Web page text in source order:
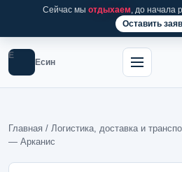
Сейчас мы отдыхаем, до начала
Оставить
Е
Есин
Главная / Логистика, доставка и
— Арканис